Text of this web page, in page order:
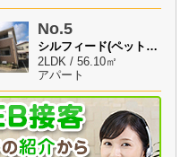
No.5
シルフィード(ペット飼育可）
2LDK / 56.10㎡
アパート